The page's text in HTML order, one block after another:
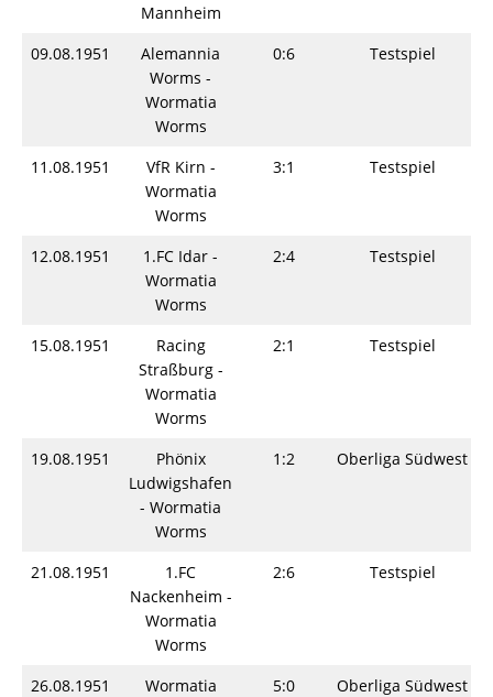
Mannheim
09.08.1951
Alemannia
Worms -
Wormatia
Worms
0:6 Testspiel
11.08.1951
VfR Kirn -
Wormatia
Worms
3:1 Testspiel
12.08.1951
1.FC Idar -
Wormatia
Worms
2:4 Testspiel
15.08.1951
Racing
Straßburg -
Wormatia
Worms
2:1 Testspiel
19.08.1951
Phönix
Ludwigshafen
- Wormatia
Worms
1:2 Oberliga Südwest
21.08.1951
1.FC
Nackenheim -
Wormatia
Worms
2:6 Testspiel
26.08.1951
Wormatia
5:0 Oberliga Südwest